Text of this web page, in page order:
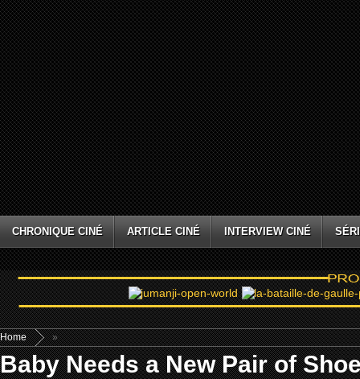
CHRONIQUE CINÉ ARTICLE CINÉ INTERVIEW CINÉ
Home »
Baby Needs a New Pair of